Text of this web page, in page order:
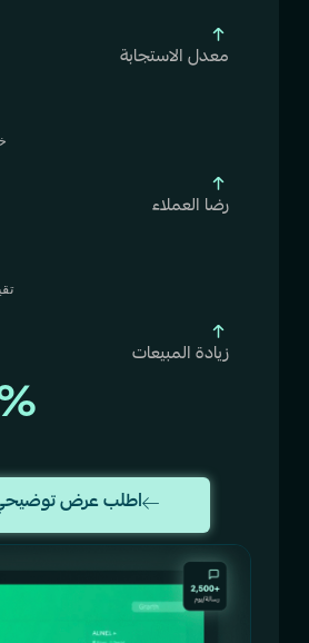
معدل الاستجابة
رضا العملاء
زيادة المبيعات
اطلب عرض